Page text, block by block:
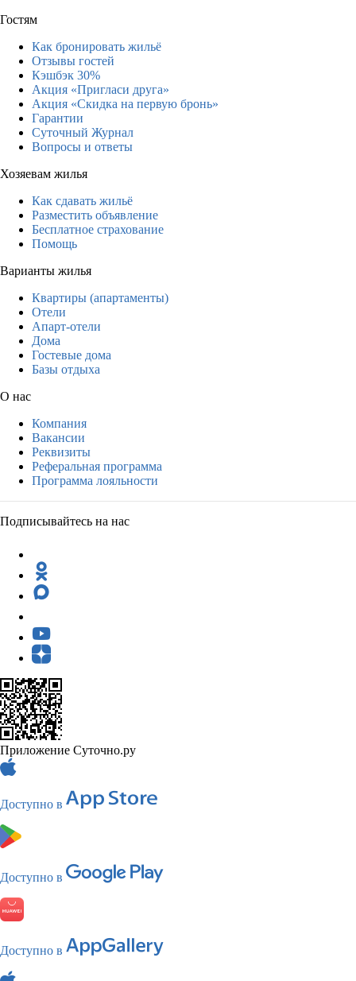
Гостям
Как бронировать жильё
Отзывы гостей
Кэшбэк 30%
Акция «Пригласи друга»
Акция «Скидка на первую бронь»
Гарантии
Суточный Журнал
Вопросы и ответы
Хозяевам жилья
Как сдавать жильё
Разместить объявление
Бесплатное страхование
Помощь
Варианты жилья
Квартиры (апартаменты)
Отели
Апарт-отели
Дома
Гостевые дома
Базы отдыха
О нас
Компания
Вакансии
Реквизиты
Реферальная программа
Программа лояльности
Подписывайтесь на нас
Приложение Суточно.ру
Доступно в
Доступно в
Доступно в